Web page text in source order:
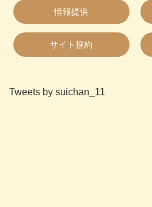
情報提供
サイト規約
Tweets by suichan_11